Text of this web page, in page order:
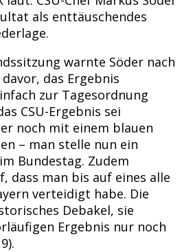
als enttäuschendes
warnte Söder nach
das Ergebnis
zur Tagesordnung
CSU-Ergebnis sei
noch mit einem blauen
– man stelle nun ein
Bundestag. Zudem
dass man bis auf eines alle
verteidigt habe. Die
Debakel, sie
Ergebnis nur noch